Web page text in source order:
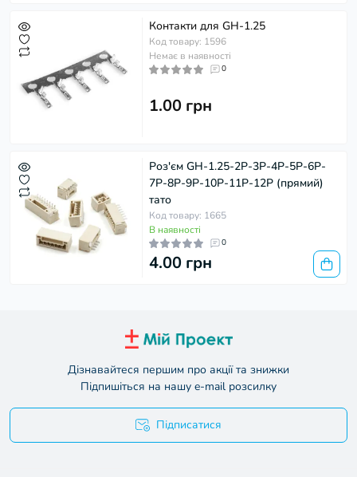
Контакти для GH-1.25
Код товару: 1596
Немає в наявності
0
1.00 грн
Роз'єм GH-1.25-2P-3P-4P-5P-6P-
7P-8P-9P-10P-11P-12P (прямий)
тато
Код товару: 1665
В наявності
0
4.00 грн
Дізнавайтеся першим про акції та знижки
Підпишіться на нашу e-mail розсилку
Підписатися